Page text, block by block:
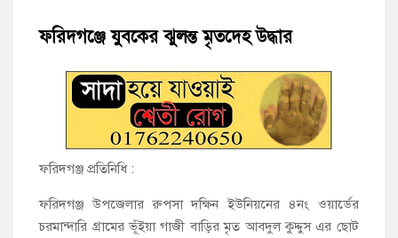
চেক বিতরণ
হাজীগঞ্জ ডিগ্রি কলেজ গভীর শ্রদ্ধার সঙ্গে জুলাই গণঅভ্যুত্থানের সকল
শহীদকে স্মরণ
হাজীগঞ্জের যুবধারা সমবায় ক্ষুদ্রঋণ পুনরায় চালু করে মানুষের আমানতের
টাকা পরিশোধ করা হবে
হাজীগঞ্জের বাকিলা উবির অভিভাবক সদস্য হোসেন মোল্লা লিটন সম্মাননা
পেলেন
ফরিদগঞ্জে যুবকের ঝুলন্ত মৃতদেহ উদ্ধার
ফরিদগঞ্জ প্রতিনিধি :
ফরিদগঞ্জ উপজেলার রুপসা দক্ষিন ইউনিয়নের ৪নং ওয়ার্ডের
চরমান্দারি গ্রামের ভূঁইয়া গাজী বাড়ির মৃত আবদুল কুদ্দুস এর ছোট